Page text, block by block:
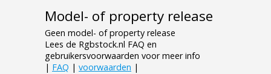
Model- of property release
Geen model- of property release
Lees de Rgbstock.nl FAQ en
gebruikersvoorwaarden voor meer info
| FAQ | voorwaarden |